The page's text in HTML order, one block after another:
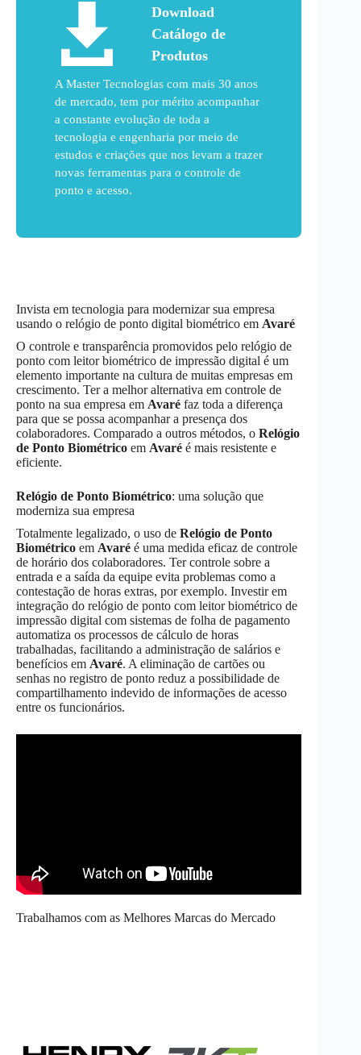
Download
Catálogo de
Produtos
A Master Tecnologias com mais 30 anos
de mercado, tem por mérito acompanhar
a constante evolução de toda a
tecnologia e engenharia por meio de
estudos e criações que nos levam a trazer
novas ferramentas para o controle de
ponto e acesso.
Invista em tecnologia para modernizar sua empresa
usando o relógio de ponto digital biométrico em Avaré
O controle e transparência promovidos pelo relógio de
ponto com leitor biométrico de impressão digital é um
elemento importante na cultura de muitas empresas em
crescimento. Ter a melhor alternativa em controle de
ponto na sua empresa em Avaré faz toda a diferença
para que se possa acompanhar a presença dos
colaboradores. Comparado a outros métodos, o Relógio
de Ponto Biométrico em Avaré é mais resistente e
eficiente.
Relógio de Ponto Biométrico: uma solução que
moderniza sua empresa
Totalmente legalizado, o uso de Relógio de Ponto
Biométrico em Avaré é uma medida eficaz de controle
de horário dos colaboradores. Ter controle sobre a
entrada e a saída da equipe evita problemas como a
contestação de horas extras, por exemplo. Investir em
integração do relógio de ponto com leitor biométrico de
impressão digital com sistemas de folha de pagamento
automatiza os processos de cálculo de horas
trabalhadas, facilitando a administração de salários e
benefícios em Avaré. A eliminação de cartões ou
senhas no registro de ponto reduz a possibilidade de
compartilhamento indevido de informações de acesso
entre os funcionários.
Trabalhamos com as Melhores Marcas do Mercado